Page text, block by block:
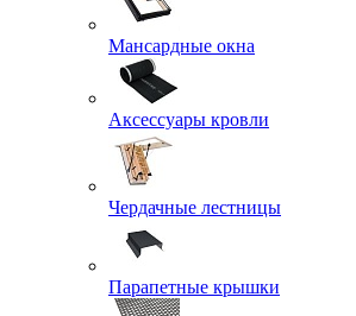
Мансардные окна
Аксессуары кровли
Чердачные лестницы
Парапетные крышки